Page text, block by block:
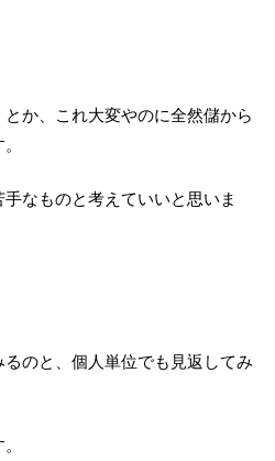
か、これ大変やのに全然儲から
なものと考えていいと思いま
のと、個人単位でも見返してみ